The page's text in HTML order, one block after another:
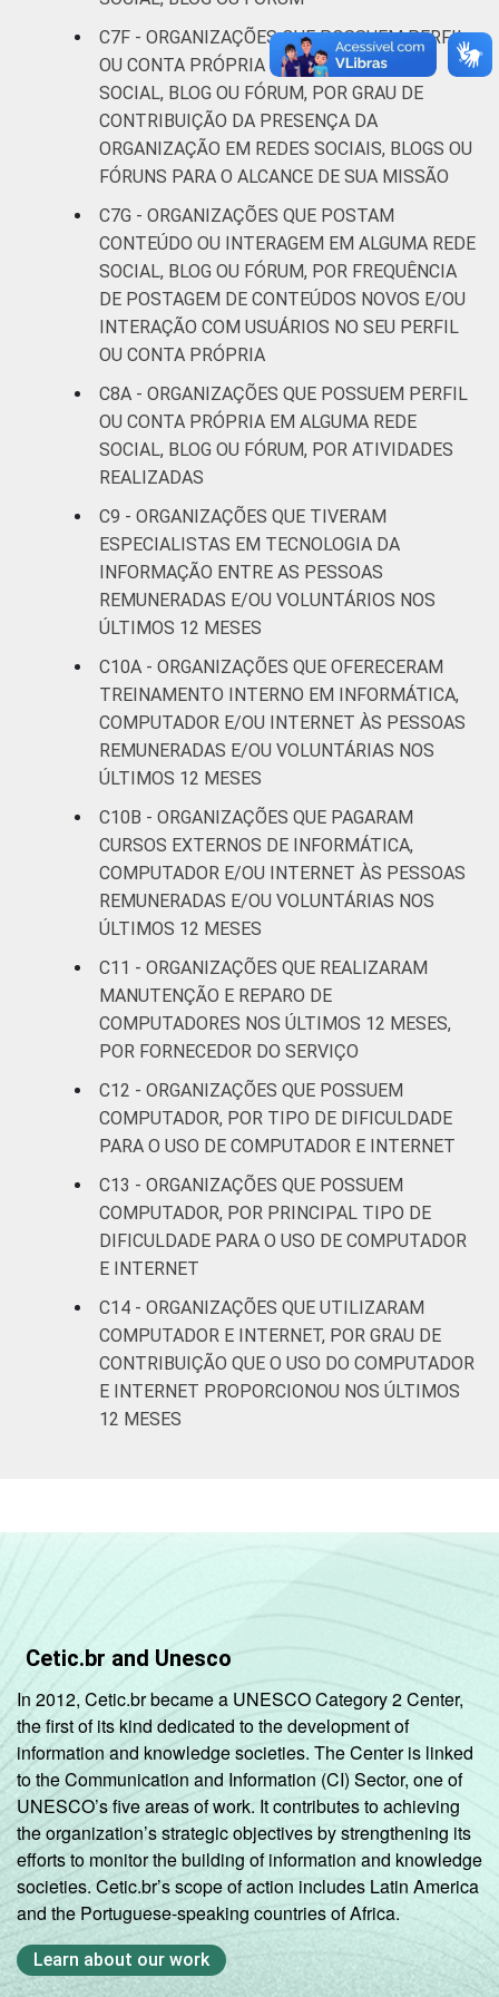
C7F - ORGANIZAÇÕES QUE POSSUEM PERFIL
OU CONTA PRÓPRIA EM ALGUMA REDE
SOCIAL, BLOG OU FÓRUM, POR GRAU DE
CONTRIBUIÇÃO DA PRESENÇA DA
ORGANIZAÇÃO EM REDES SOCIAIS, BLOGS OU
FÓRUNS PARA O ALCANCE DE SUA MISSÃO
C7G - ORGANIZAÇÕES QUE POSTAM
CONTEÚDO OU INTERAGEM EM ALGUMA REDE
SOCIAL, BLOG OU FÓRUM, POR FREQUÊNCIA
DE POSTAGEM DE CONTEÚDOS NOVOS E/OU
INTERAÇÃO COM USUÁRIOS NO SEU PERFIL
OU CONTA PRÓPRIA
C8A - ORGANIZAÇÕES QUE POSSUEM PERFIL
OU CONTA PRÓPRIA EM ALGUMA REDE
SOCIAL, BLOG OU FÓRUM, POR ATIVIDADES
REALIZADAS
C9 - ORGANIZAÇÕES QUE TIVERAM
ESPECIALISTAS EM TECNOLOGIA DA
INFORMAÇÃO ENTRE AS PESSOAS
REMUNERADAS E/OU VOLUNTÁRIOS NOS
ÚLTIMOS 12 MESES
C10A - ORGANIZAÇÕES QUE OFERECERAM
TREINAMENTO INTERNO EM INFORMÁTICA,
COMPUTADOR E/OU INTERNET ÀS PESSOAS
REMUNERADAS E/OU VOLUNTÁRIAS NOS
ÚLTIMOS 12 MESES
C10B - ORGANIZAÇÕES QUE PAGARAM
CURSOS EXTERNOS DE INFORMÁTICA,
COMPUTADOR E/OU INTERNET ÀS PESSOAS
REMUNERADAS E/OU VOLUNTÁRIAS NOS
ÚLTIMOS 12 MESES
C11 - ORGANIZAÇÕES QUE REALIZARAM
MANUTENÇÃO E REPARO DE
COMPUTADORES NOS ÚLTIMOS 12 MESES,
POR FORNECEDOR DO SERVIÇO
C12 - ORGANIZAÇÕES QUE POSSUEM
COMPUTADOR, POR TIPO DE DIFICULDADE
PARA O USO DE COMPUTADOR E INTERNET
C13 - ORGANIZAÇÕES QUE POSSUEM
COMPUTADOR, POR PRINCIPAL TIPO DE
DIFICULDADE PARA O USO DE COMPUTADOR
E INTERNET
C14 - ORGANIZAÇÕES QUE UTILIZARAM
COMPUTADOR E INTERNET, POR GRAU DE
CONTRIBUIÇÃO QUE O USO DO COMPUTADOR
E INTERNET PROPORCIONOU NOS ÚLTIMOS
12 MESES
Cetic.br and Unesco
In 2012, Cetic.br became a UNESCO Category 2 Center,
the first of its kind dedicated to the development of
information and knowledge societies. The Center is linked
to the Communication and Information (CI) Sector, one of
UNESCO’s five areas of work. It contributes to achieving
the organization’s strategic objectives by strengthening its
efforts to monitor the building of information and knowledge
societies. Cetic.br’s scope of action includes Latin America
and the Portuguese-speaking countries of Africa.
Learn about our work